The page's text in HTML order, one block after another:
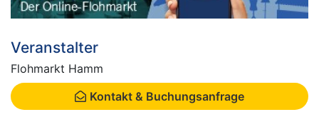
Veranstalter
Flohmarkt Hamm
Kontakt & Buchungsanfrage